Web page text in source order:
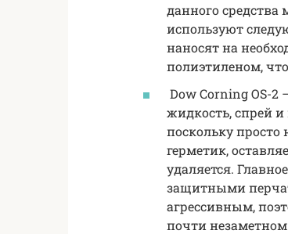
данного
используют
наносят на
полиэтиленом,
Dow Corning OS-2
жидкость, спрей и
поскольку просто
герметик,
удаляется.
защитными
агрессивным,
почти